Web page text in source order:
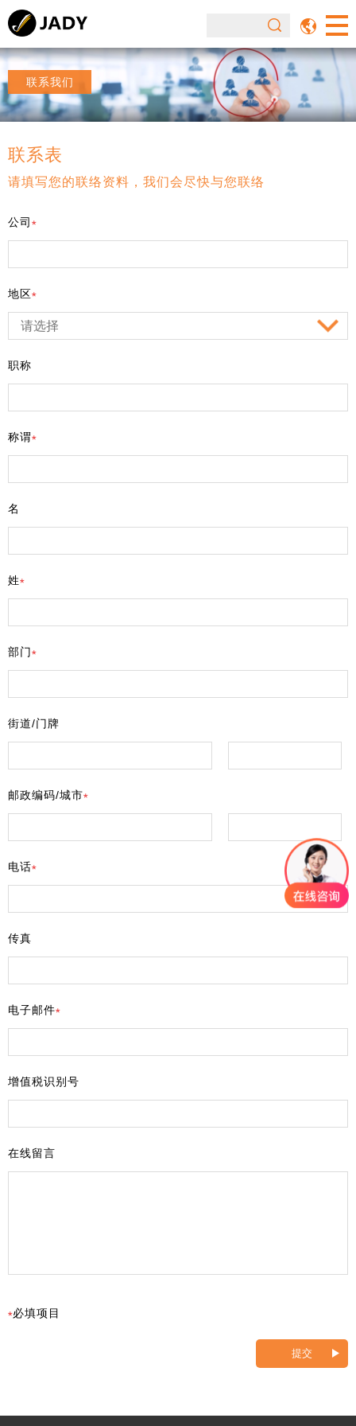
联系我们
联系表
请填写您的联络资料，我们会尽快与您联络
公司
地区
职称
称谓
名
姓
部门
街道/门牌
邮政编码/城市
电话
传真
电子邮件
增值税识别号
在线留言
必填项目
提交